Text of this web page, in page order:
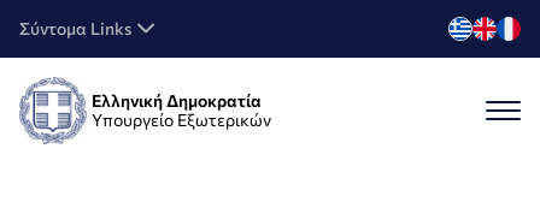
Σύντομα Links
Ελληνική Δημοκρατία
Υπουργείο Εξωτερικών